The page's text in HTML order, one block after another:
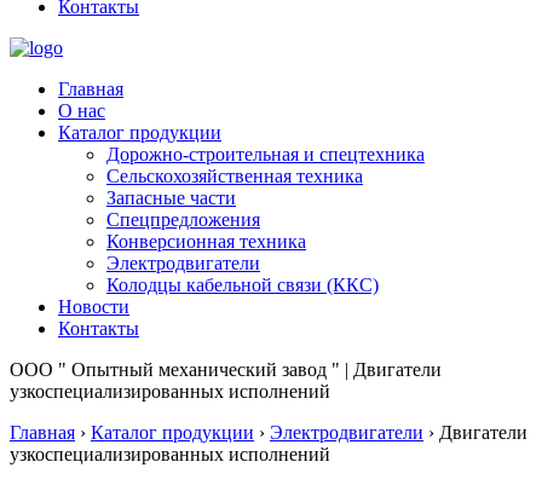
Контакты
Главная
О нас
Каталог продукции
Дорожно-строительная и спецтехника
Сельскохозяйственная техника
Запасные части
Спецпредложения
Конверсионная техника
Электродвигатели
Колодцы кабельной связи (ККС)
Новости
Контакты
ООО " Опытный механический завод " | Двигатели
узкоспециализированных исполнений
Главная › Каталог продукции › Электродвигатели › Двигатели
узкоспециализированных исполнений